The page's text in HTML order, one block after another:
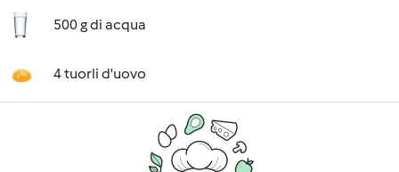
500 g di acqua
4 tuorli d'uovo